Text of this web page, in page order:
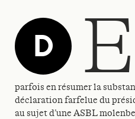
D e
parfois en résumer la
déclaration farfelue du
au sujet d’une ASBL